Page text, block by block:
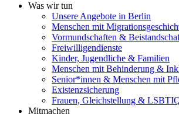
Was wir tun
Unsere Angebote in Berlin
Menschen mit
Vormundschaften &
Freiwilligendienste
Kinder, Jugendliche & Familien
Menschen mit Behinderung &
Senior*innen & Menschen mit
Existenzsicherung
Frauen, Gleichstellung &
Mitmachen